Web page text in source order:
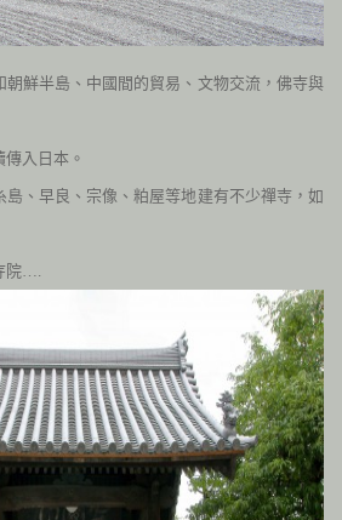
朝鮮半島、中國間的貿易、文物交流，佛寺與
入日本。
島、早良、宗像、粕屋等地建有不少禪寺，如
院….